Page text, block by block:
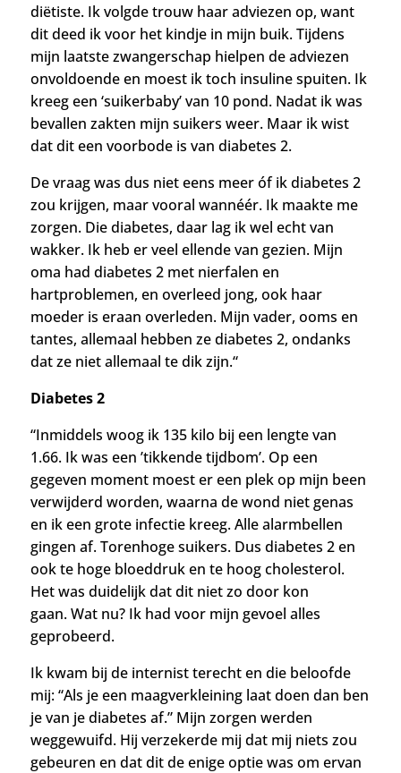
diëtiste. Ik volgde trouw haar adviezen op, want
dit deed ik voor het kindje in mijn buik. Tijdens
mijn laatste zwangerschap hielpen de adviezen
onvoldoende en moest ik toch insuline spuiten. Ik
kreeg een ‘suikerbaby’ van 10 pond. Nadat ik was
bevallen zakten mijn suikers weer. Maar ik wist
dat dit een voorbode is van diabetes 2.
De vraag was dus niet eens meer óf ik diabetes 2
zou krijgen, maar vooral wannéér. Ik maakte me
zorgen. Die diabetes, daar lag ik wel echt van
wakker. Ik heb er veel ellende van gezien. Mijn
oma had diabetes 2 met nierfalen en
hartproblemen, en overleed jong, ook haar
moeder is eraan overleden. Mijn vader, ooms en
tantes, allemaal hebben ze diabetes 2, ondanks
dat ze niet allemaal te dik zijn.“
Diabetes 2
“Inmiddels woog ik 135 kilo bij een lengte van
1.66. Ik was een ’tikkende tijdbom’. Op een
gegeven moment moest er een plek op mijn been
verwijderd worden, waarna de wond niet genas
en ik een grote infectie kreeg. Alle alarmbellen
gingen af. Torenhoge suikers. Dus diabetes 2 en
ookte hoge bloeddruk en te hoog cholesterol.
Het was duidelijk dat dit niet zo door kon
gaan. Wat nu? Ik had voor mijn gevoel alles
geprobeerd.
Ik kwam bij de internist terecht en die beloofde
mij: “Als je een maagverkleining laat doen dan ben
je van je diabetes af.” Mijn zorgen werden
weggewuifd. Hij verzekerde mij dat mij niets zou
gebeuren en dat dit de enige optie was om ervan